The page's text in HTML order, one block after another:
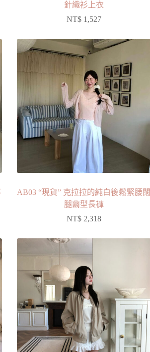
針織衫上衣
NT$ 1,527
AB03 “現貨” 克拉拉的純白後鬆緊腰闊
腿繭型長褲
NT$ 2,318